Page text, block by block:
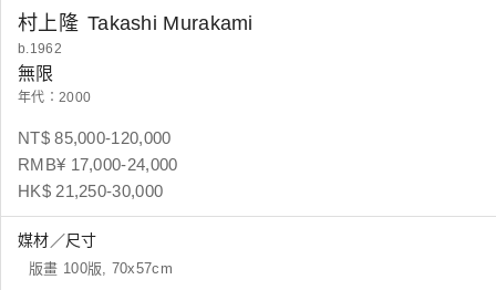
村上隆 Takashi Murakami
b.1962
無限
年代：2000
NT$ 85,000-120,000
RMB¥ 17,000-24,000
HK$ 21,250-30,000
媒材／尺寸
版畫 100版, 70x57cm